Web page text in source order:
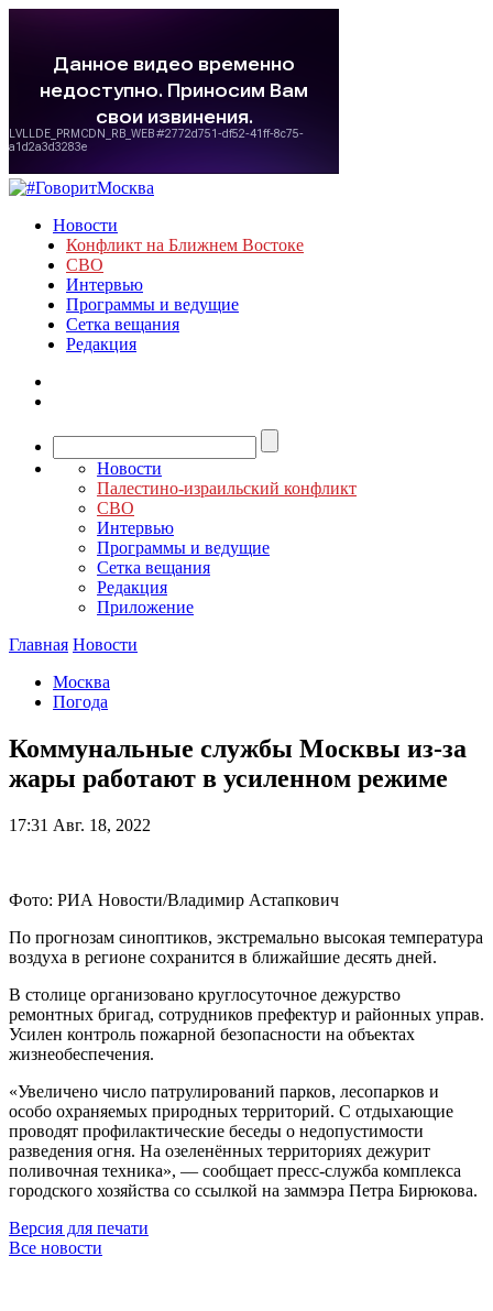
Новости
Конфликт на Ближнем Востоке
СВО
Интервью
Программы и ведущие
Сетка вещания
Редакция
Новости
Палестино-израильский конфликт
СВО
Интервью
Программы и ведущие
Сетка вещания
Редакция
Приложение
Главная Новости
Москва
Погода
Коммунальные службы Москвы из-за
жары работают в усиленном режиме
17:31 Авг. 18, 2022
Фото: РИА Новости/Владимир Астапкович
По прогнозам синоптиков, экстремально высокая температура
воздуха в регионе сохранится в ближайшие десять дней.
В столице организовано круглосуточное дежурство
ремонтных бригад, сотрудников префектур и районных управ.
Усилен контроль пожарной безопасности на объектах
жизнеобеспечения.
«Увеличено число патрулирований парков, лесопарков и
особо охраняемых природных территорий. С отдыхающие
проводят профилактические беседы о недопустимости
разведения огня. На озеленённых территориях дежурит
поливочная техника», — сообщает пресс-служба комплекса
городского хозяйства со ссылкой на заммэра Петра Бирюкова.
Версия для печати
Все новости